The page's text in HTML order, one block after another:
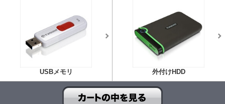
USBメモリ 外付けHDD